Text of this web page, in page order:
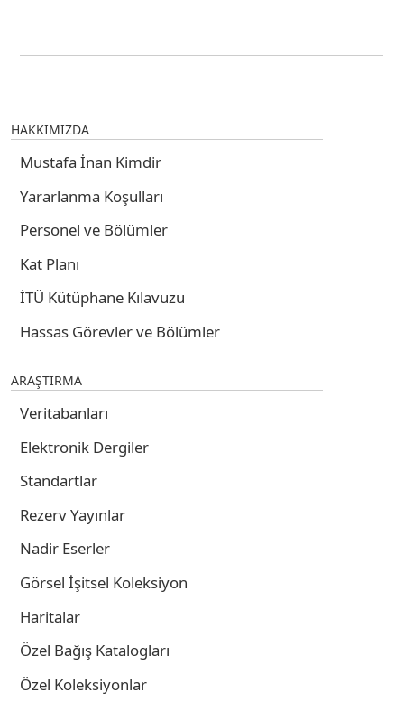
HAKKIMIZDA
Mustafa İnan Kimdir
Yararlanma Koşulları
Personel ve Bölümler
Kat Planı
İTÜ Kütüphane Kılavuzu
Hassas Görevler ve Bölümler
ARAŞTIRMA
Veritabanları
Elektronik Dergiler
Standartlar
Rezerv Yayınlar
Nadir Eserler
Görsel İşitsel Koleksiyon
Haritalar
Özel Bağış Katalogları
Özel Koleksiyonlar